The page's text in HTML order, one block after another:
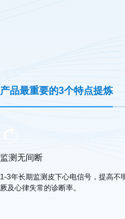
产品最重要的3个特点提炼
监测无间断
1-3年长期监测皮下心电信号，提高不
厥及心律失常的诊断率。